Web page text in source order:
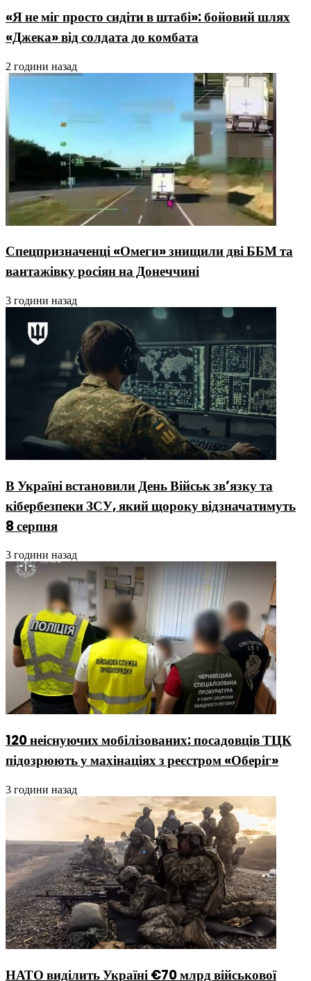
«Я не міг просто сидіти в штабі»: бойовий шлях
«Джека» від солдата до комбата
2 години назад
Спецпризначенці «Омеги» знищили дві ББМ та
вантажівку росіян на Донеччині
3 години назад
В Україні встановили День Військ зв’язку та
кібербезпеки ЗСУ, який щороку відзначатимуть
8 серпня
3 години назад
120 неіснуючих мобілізованих: посадовців ТЦК
підозрюють у махінаціях з реєстром «Оберіг»
3 години назад
НАТО виділить Україні €70 млрд військової